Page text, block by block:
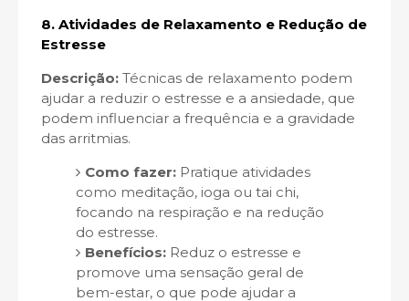
8. Atividades de Relaxamento e Redução de
Estresse
Descrição: Técnicas de relaxamento podem
ajudar a reduzir o estresse e a ansiedade, que
podem influenciar a frequência e a gravidade
das arritmias.
Como fazer:Pratique atividades
como meditação, ioga ou tai chi,
focando na respiração e na redução
do estresse.
Benefícios:Reduz o estresse e
promove uma sensação geral de
bem-estar, o que pode ajudar a